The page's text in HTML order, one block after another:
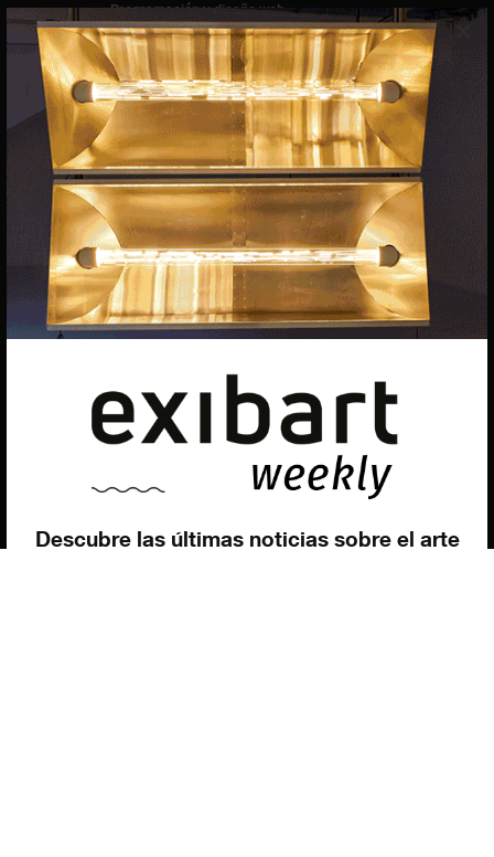
Descubre las últimas noticias sobre el arte
×
Programación y diseño web
Giovanni Costante
Marcello Moi
EXIBART SPAIN, S.L.U.
AVINGUDA ROMA, 12
08015 BARCELONA
CIF: B06956841
Contacto
©exibart 2026 - web design and
Utilizamos cookies para ofrecerte la mejor experiencia en
nuestra web.
Puedes aprender más sobre qué cookies utilizamos o